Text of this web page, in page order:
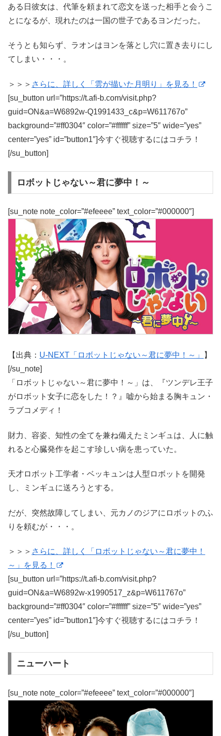
ある日彼女は、代筆を頼まれて恋文を送った相手と会うこ
とになるが、現れたのは一国の世子であるヨンだった。
そうとも知らず、ラオンはヨンを落とし穴に置き去りにし
てしまい・・・。
＞＞＞ さらに、詳しく「雲が描いた月明り」を見る！
[su_button url=”https://t.afi-b.com/visit.php?
guid=ON&a=W6892w-Q1991433_c&p=W611767o”
background=”#ff0304″ color=”#ffffff” size=”5″ wide=”yes”
center=”yes” id=”button1″]今すぐ視聴するにはコチラ！
[/su_button]
ロボットじゃない～君に夢中！～
[su_note note_color=”#efeeee” text_color=”#000000″]
【出典： U-NEXT「ロボットじゃない～君に夢中！～」
】
[/su_note]
「ロボットじゃない～君に夢中！～」は、『ツンデレ王子
がロボット女子に恋をした！？』嘘から始まる胸キュン・
ラブコメディ！
財力、容姿、知性の全てを兼ね備えたミンギュは、人に触
れると心臓発作を起こす珍しい病を患っていた。
天才ロボット工学者・ベッキュンは人型ロボットを開発
し、ミンギュに送ろうとする。
だが、突然故障してしまい、元カノのジアにロボットのふ
りを頼むが・・・。
＞＞＞ さらに、詳しく「ロボットじゃない～君に夢中！
～」を見る！
[su_button url=”https://t.afi-b.com/visit.php?
guid=ON&a=W6892w-x1990517_z&p=W611767o”
background=”#ff0304″ color=”#ffffff” size=”5″ wide=”yes”
center=”yes” id=”button1″]今すぐ視聴するにはコチラ！
[/su_button]
ニューハート
[su_note note_color=”#efeeee” text_color=”#000000″]